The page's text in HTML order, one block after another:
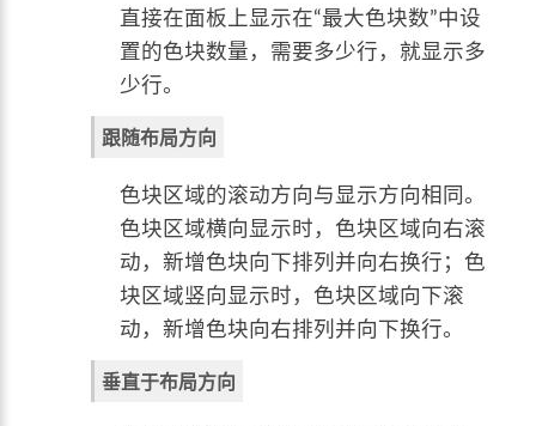
直接在面板上显示在“最大色块数”中设
置的色块数量，需要多少行，就显示多
少行。
跟随布局方向
色块区域的滚动方向与显示方向相同。
色块区域横向显示时，色块区域向右滚
动，新增色块向下排列并向右换行；色
块区域竖向显示时，色块区域向下滚
动，新增色块向右排列并向下换行。
垂直于布局方向